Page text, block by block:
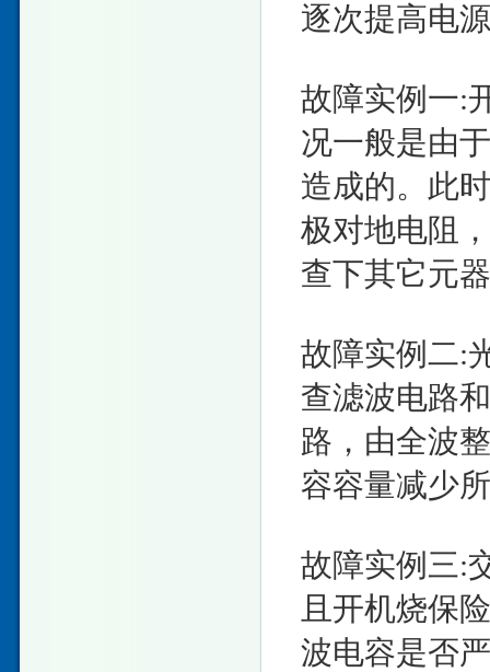
逐次提高电
故障实例一:
况一般是由
造成的。此
极对地电阻
查下其它元
故障实例二:
查滤波电路
路，由全波
容容量减少
故障实例三:
且开机烧保
波电容是否